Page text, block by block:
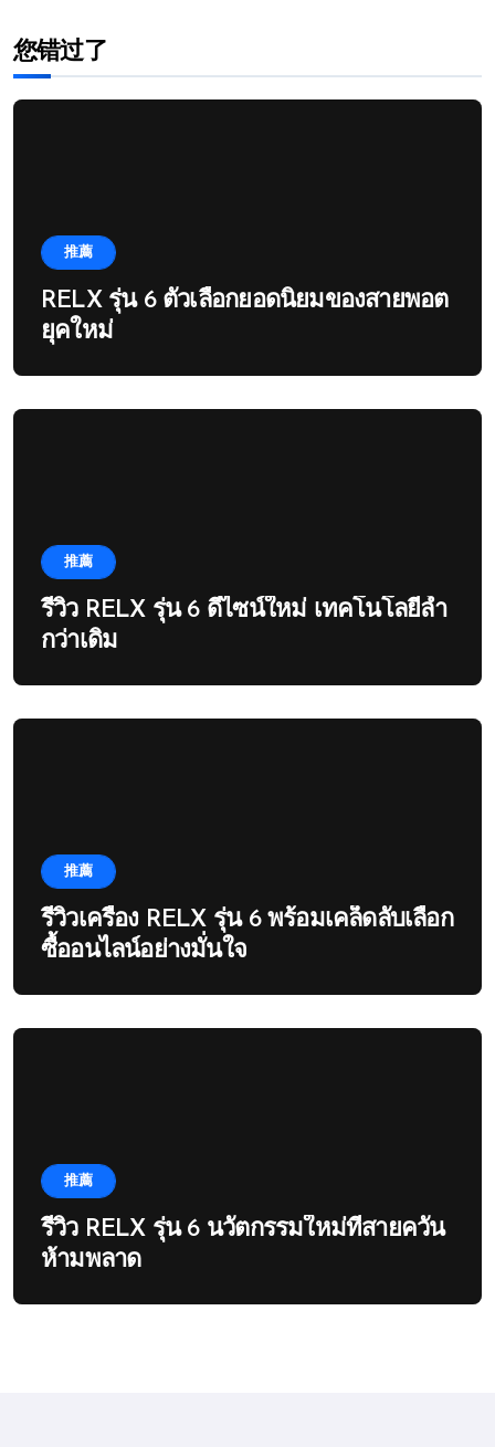
您错过了
推薦
RELX รุ่น 6 ตัวเลือกยอดนิยมของสายพอต
ยุคใหม่
推薦
รีวิว RELX รุ่น 6 ดีไซน์ใหม่ เทคโนโลยีล้ำ
กว่าเดิม
推薦
รีวิวเครื่อง RELX รุ่น 6 พร้อมเคล็ดลับเลือก
ซื้ออนไลน์อย่างมั่นใจ
推薦
รีวิว RELX รุ่น 6 นวัตกรรมใหม่ที่สายควัน
ห้ามพลาด